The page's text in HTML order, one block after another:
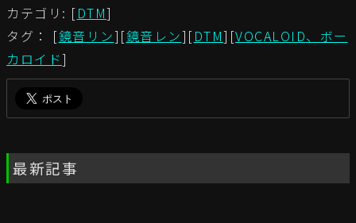
カテゴリ: [DTM]
タグ： [鏡音リン][鏡音レン][DTM][VOCALOID、ボー
カロイド]
最新記事